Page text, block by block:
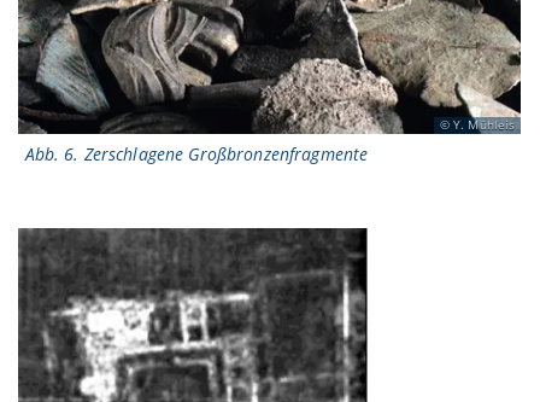
Y. Mühleis
Abb. 6. Zerschlagene Großbronzenfragmente